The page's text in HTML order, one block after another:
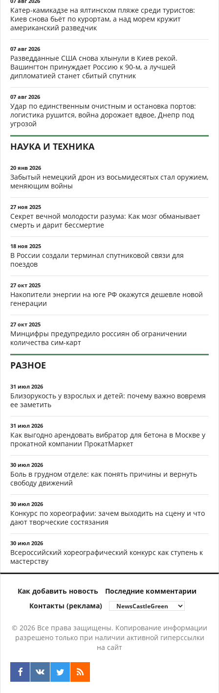
Катер-камикадзе на ялтинском пляже среди туристов:
Киев снова бьёт по курортам, а над морем кружит
американский разведчик
07 авг 2026
Разведданные США снова хлынули в Киев рекой.
Вашингтон принуждает Россию к 90-м, а лучшей
дипломатией станет сбитый спутник
07 авг 2026
Удар по единственным очистным и остановка портов:
логистика рушится, война дорожает вдвое, Днепр под
угрозой
НАУКА И ТЕХНИКА
20 янв 2026
Забытый немецкий дрон из восьмидесятых стал оружием,
меняющим войны
27 ноя 2025
Секрет вечной молодости разума: Как мозг обманывает
смерть и дарит бессмертие
18 ноя 2025
В России создали терминал спутниковой связи для
поездов
27 окт 2025
Накопители энергии на юге РФ окажутся дешевле новой
генерации
27 окт 2025
Минцифры предупредило россиян об ограничении
количества сим-карт
РАЗНОЕ
31 июл 2026
Близорукость у взрослых и детей: почему важно вовремя
ее заметить
31 июл 2026
Как выгодно арендовать вибратор для бетона в Москве у
прокатной компании ПрокатМаркет
30 июл 2026
Боль в грудном отделе: как понять причины и вернуть
свободу движений
30 июл 2026
Конкурс по хореографии: зачем выходить на сцену и что
дают творческие состязания
30 июл 2026
Всероссийский хореографический конкурс как ступень к
мастерству
Как добавить новость
Последние комментарии
Контакты (реклама)
© 2026 Все права защищены. Копирование информации
разрешено только при наличии активной гиперссылки
на сайт